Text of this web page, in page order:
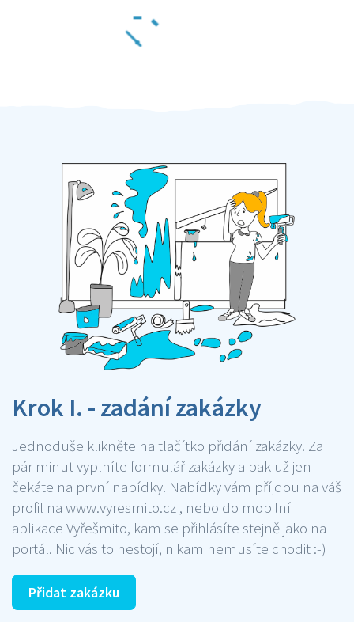
Krok I. - zadání zakázky
Jednoduše klikněte na tlačítko přidání zakázky. Za
pár minut vyplníte formulář zakázky a pak už jen
čekáte na první nabídky. Nabídky vám příjdou na váš
profil na www.vyresmito.cz , nebo do mobilní
aplikace Vyřešmito, kam se přihlásíte stejně jako na
portál. Nic vás to nestojí, nikam nemusíte chodit :-)
Přidat zakázku